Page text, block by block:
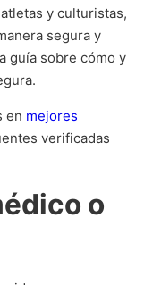
y culturistas,
segura y
guía sobre cómo y
en mejores
verificadas
o